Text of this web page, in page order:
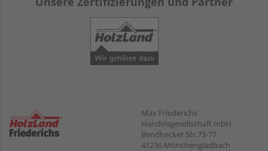
Max Friederichs
Handelsgesellschaft mbH
Bendhecker Str.73-77
41236 Mönchengladbach